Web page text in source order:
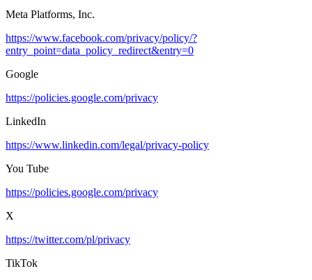
Meta Platforms, Inc.
https://www.facebook.com/privacy/policy/?
entry_point=data_policy_redirect&entry=0
Google
https://policies.google.com/privacy
LinkedIn
https://www.linkedin.com/legal/privacy-policy
You Tube
https://policies.google.com/privacy
X
https://twitter.com/pl/privacy
TikTok